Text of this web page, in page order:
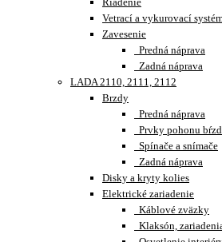
Vetrací a vykurovací
Zavesenie
Predná náprava
Zadná náprava
LADA 2110, 2111, 2112
Brzdy
Predná náprava
Prvky pohonu bŕzd
Spínače a snímače
Zadná náprava
Disky a kryty kolies
Elektrické zariadenie
Káblové zväzky
Klaksón,